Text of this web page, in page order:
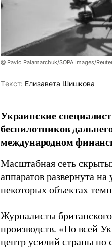
@ Pavlo Palamarchuk/SOPA Images/
Tекст: Елизавета Шишкова
Украинские
беспилотников
международном
Масштабная сеть
аппаратов развернута
некоторых объектах
Журналисты
производств. «По всей
центр усилий страны по